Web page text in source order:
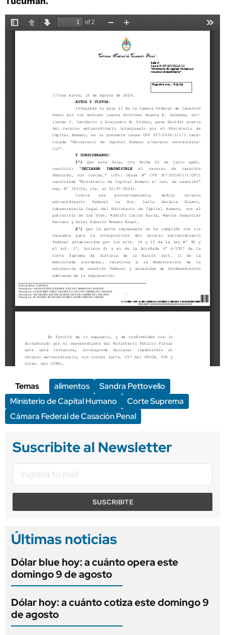
Temas alimentos
Sandra Pettovello
Ministerio de Capital Humano
Corte Suprema
Cámara Federal de Casación Penal
Suscribite al Newsletter
SUSCRIBITE
Últimas noticias
Dólar blue hoy: a cuánto opera este
domingo 9 de agosto
Dólar hoy: a cuánto cotiza este domingo 9
de agosto